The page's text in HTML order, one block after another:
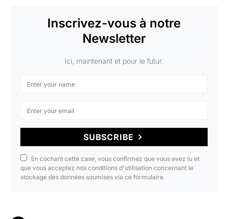
Inscrivez-vous à notre
Newsletter
Ici, maintenant et pour le futur.
SUBSCRIBE
En cochant cette case, vous confirmez que vous avez lu et
que vous acceptez nos conditions d'utilisation concernant le
stockage des données soumises via ce formulaire.